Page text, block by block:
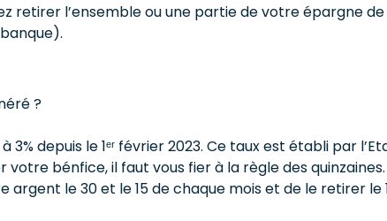
retirer l’ensemble ou une partie de votre épargne
?
3% depuis le 1ᵉʳ février 2023. Ce taux est établi par
votre bénfice, il faut vous fier à la règle des
argent le 30 et le 15 de chaque mois et de le retirer le